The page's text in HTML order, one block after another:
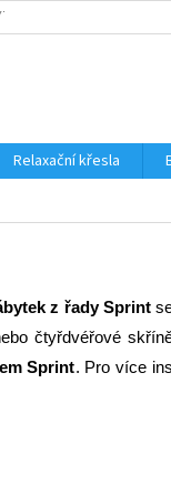
NA SPLÁTKY
Relaxační křesla
z řady Sprint
čtyřdvéřové
Sprint. Pro více